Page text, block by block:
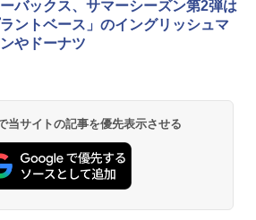
[山善] スチームオーブンレンジ 25L 一人
暮らし 二人暮らし フラットテーブル ス
チーム調理 自動メニュー19種搭載 角皿
付き ブラック MRK-F250TSV(B)
シャープ 過熱水蒸気 オーブンレンジ 23
L 1段調理 ブラック RE-WF232-B シンプ
ル操作 コンパクト 一人暮らし 二人暮ら
し らくチン!（絶対湿度）センサー ノン
フライ調理 トースト スチームあたため
バックス、サマーシーズン第2弾は
ラントベース」のイングリッシュマ
やドーナツ
当サイトの記事を優先表示させる